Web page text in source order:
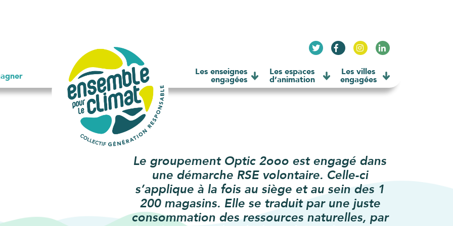
Les enseignes
engagées
Les espaces
d’animation
Les villes
engagées
Le groupement Optic 2ooo est engagé dans
une démarche RSE volontaire. Celle-ci
s’applique à la fois au siège et au sein des 1
200 magasins. Elle se traduit par une juste
consommation des ressources naturelles, par